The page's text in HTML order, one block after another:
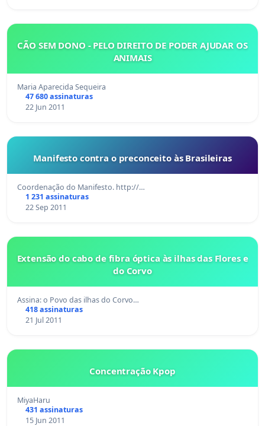
CÃO SEM DONO - PELO DIREITO DE PODER AJUDAR OS
ANIMAIS
Maria Aparecida Sequeira
47 680 assinaturas
22 Jun 2011
Manifesto contra o preconceito às Brasileiras
Coordenação do Manifesto. http://…
1 231 assinaturas
22 Sep 2011
Extensão do cabo de fibra óptica às ilhas das Flores e
do Corvo
Assina: o Povo das ilhas do Corvo…
418 assinaturas
21 Jul 2011
Concentração Kpop
MiyaHaru
431 assinaturas
15 Jun 2011